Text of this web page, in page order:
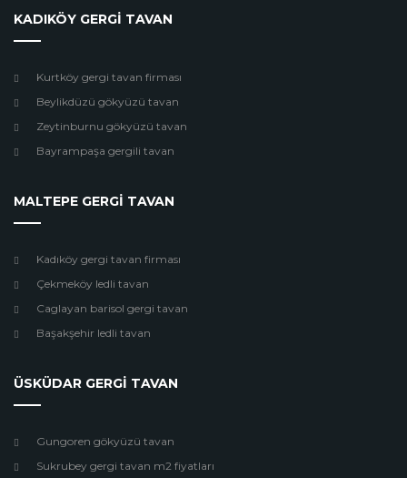
KADIKÖY GERGİ TAVAN
Kurtköy gergi tavan firması
Beylikdüzü gökyüzü tavan
Zeytinburnu gökyüzü tavan
Bayrampaşa gergili tavan
MALTEPE GERGİ TAVAN
Kadıköy gergi tavan firması
Çekmeköy ledli tavan
Caglayan barisol gergi tavan
Başakşehir ledli tavan
ÜSKÜDAR GERGİ TAVAN
Gungoren gökyüzü tavan
Sukrubey gergi tavan m2 fiyatları